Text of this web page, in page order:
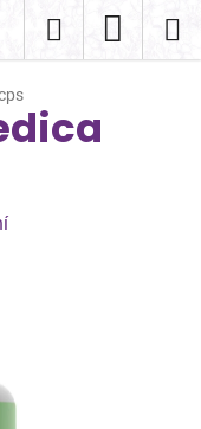
Hledat
KOŠÍK